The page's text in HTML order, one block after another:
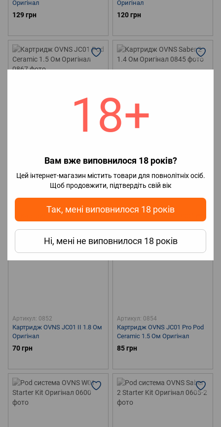
18+
Вам вже виповнилося 18 років?
Цей інтернет-магазин містить товари для повнолітніх осіб.
Щоб продовжити, підтвердіть свій вік
Так, мені виповнилося 18 років
Ні, мені не виповнилося 18 років
Оригінал
129 грн
Оригінал
120 грн
Картридж OVNS JC01 Pod
70 грн
Картридж OVNS Saber 2 1.4 Ом
125 грн
Артикул: 0852
Картридж OVNS JC01 II 1.8 Ом
Оригінал
70 грн
Артикул: 0854
Картридж OVNS JC01 Pro Pod
Ceramic 1.5 Ом Оригінал
85 грн